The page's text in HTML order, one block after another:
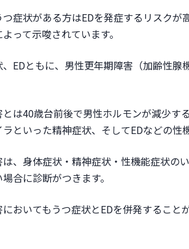
つ症状がある方はEDを発症するリスク
って示唆されています。
、EDともに、男性更年期障害（加齢性
は40歳台前後で男性ホルモンが減少す
といった精神症状、そしてEDなどの性
、身体症状・精神症状・性機能症状の
合に診断がつきます。
おいてもうつ症状とEDを併発するこ